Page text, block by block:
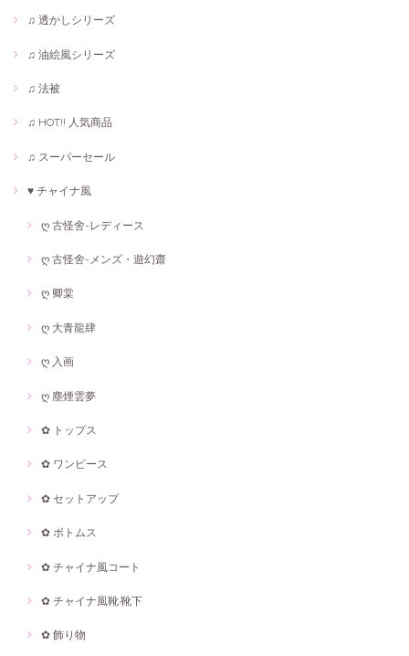
♫ 透かしシリーズ
♫ 油絵風シリーズ
♫ 法被
♫ HOT!! 人気商品
♫ スーパーセール
♥ チャイナ風
ღ 古怪舍-レディース
ღ 古怪舍-メンズ・遊幻齋
ღ 卿棠
ღ 大青龍肆
ღ 入画
ღ 塵煙雲夢
✿ トップス
✿ ワンピース
✿ セットアップ
✿ ボトムス
✿ チャイナ風コート
✿ チャイナ風靴·靴下
✿ 飾り物